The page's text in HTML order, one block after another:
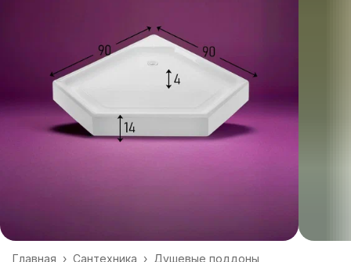
Душевые поддоны
Сантехника ›
Главная ›